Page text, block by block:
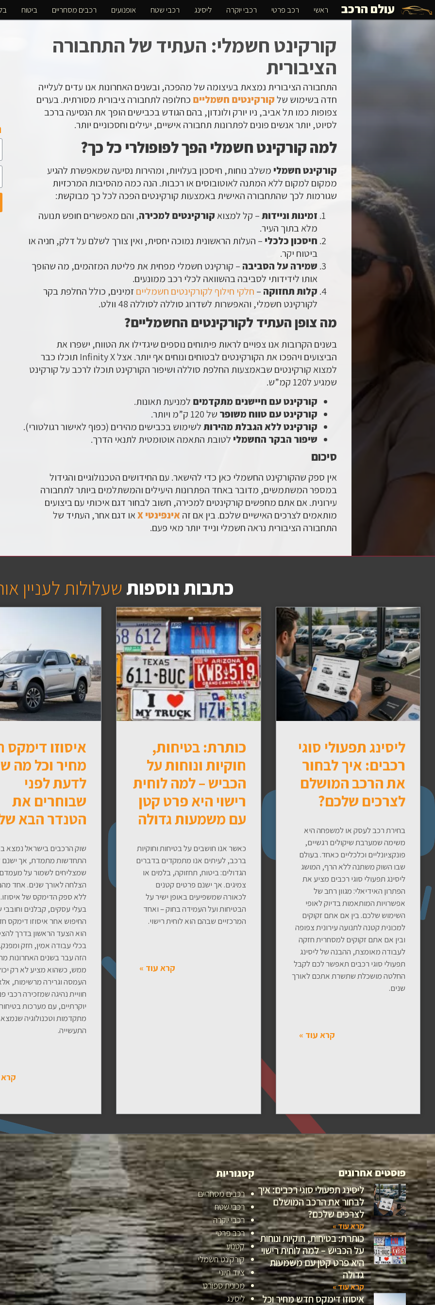
עולם הרכב ראשי רכב פרטי רכבי יוקרה ליסינג רכבי שטח אופנועים רכבים מסחריים ביטוח
קורקינט חשמלי: העתיד של התחבורה
הציבורית
התחבורה הציבורית נמצאת בעיצומה של מהפכה, ובשנים האחרונות אנו עדים לעלייה
חדה בשימוש שלקורקינטים חשמליים כחלופה לתחבורה ציבורית מסורתית. בערים
צפופות כמו תל אביב, ניו יורק ולונדון, בהם הגודש בכבישים הופך את הנסיעה ברכב
לסיוט, יותר אנשים פונים לפתרונות תחבורה אישיים, יעילים וחסכוניים יותר.
למה קורקינט חשמלי הפך לפופולרי כל כך?
קורקינט חשמלימשלב נוחות, חיסכון בעלויות, ומהירות נסיעה שמאפשרת להגיע
ממקום למקום ללא המתנה לאוטובוסים או רכבות. הנה כמה מהסיבות המרכזיות
שגורמות לכך שהתחבורה האישית באמצעות קורקינטים הפכה לכל כך מבוקשת:
זמינות וניידות– קל למצואקורקינטים למכירה, והם מאפשרים חופש תנועה
מלא בתוך העיר.
חיסכון כלכלי– העלות הראשונית נמוכה יחסית, ואין צורך לשלם על דלק, חניה או
ביטוח יקר.
שמירה על הסביבה – קורקינט חשמלי מפחית את פליטת המזהמים, מה שהופך
אותו לידידותי לסביבה בהשוואה לכלי רכב ממונעים.
קלות תחזוקה – חלקי חילוף לקורקינטים חשמליים זמינים, כולל החלפת בקר
לקורקינט חשמלי, והאפשרות לשדרוג סוללה לסוללה 48 וולט.
מה צופן העתיד לקורקינטים החשמליים?
בשנים הקרובות אנו צפויים לראות פיתוחים נוספים שיגדילו את הטווח, ישפרו את
הביצועים ויהפכו את הקורקינטים לבטוחים ונוחים אף יותר. אצל Infinity X תוכלו כבר
למצוא קורקינטים שבאמצעות החלפת סוללה ושיפור הקורקינט תוכלו לרכב על קורקינט
שמגיע ל120 קמ”ש.
קורקינט עם חיישנים מתקדמים למניעת תאונות.
קורקינט עם טווח משופר של 120 ק”מ ויותר.
קורקינט ללא הגבלת מהירותלשימוש בכבישים מהירים (כפוף לאישור רגולטורי).
שיפור הבקר החשמלילטובת התאמה אוטומטית לתנאי הדרך.
סיכום
אין ספק שהקורקינט החשמלי כאן כדי להישאר. עם החידושים הטכנולוגיים והגידול
במספר המשתמשים, מדובר באחד הפתרונות היעילים והמשתלמים ביותר לתחבורה
עירונית. אם אתם מחפשים קורקינטים למכירה, חשוב לבחור דגם איכותי עם ביצועים
מותאמים לצרכים האישיים שלכם. בין אם זהאינפינטי X
או דגם אחר, העתיד של
התחבורה הציבורית נראה חשמלי ונייד יותר מאי פעם.
כתבות נוספותשעלולות לעניין
ליסינג תפעולי סוגי
רכבים: איך לבחור
את הרכב המושלם
לצרכים שלכם?
בחירת רכב לעסק או למשפחה היא
משימה שמערבת שיקולים רגשיים,
פונקציונליים וכלכליים כאחד. בעולם
שבו השוק משתנה ללא הרף, המושג
ליסינג תפעולי סוגי רכבים מציע את
הפתרון האידיאלי: מגוון רחב של
אפשרויות המותאמות בדיוק לאופי
השימוש שלכם. בין אם אתם זקוקים
למכונית קטנה לתנועה עירונית צפופה
ובין אם אתם זקוקים למסחרית חזקה
לעבודה מאומצת, ההבנה של ליסינג
תפעולי סוגי רכבים תאפשר לכם לקבל
החלטה מושכלת שתשרת אתכם לאורך
שנים.
קרא עוד »
כותרת: בטיחות,
חוקיות ונוחות על
הכביש – למה לוחית
רישוי היא פרט קטן
עם משמעות גדולה
כאשר אנו חושבים על בטיחות וחוקיות
ברכב, לעיתים אנו מתמקדים בדברים
הגדולים: ביטוח, תחזוקה, בלמים או
צמיגים. אך ישנם פרטים קטנים
לכאורה שמשפיעים באופן ישיר על
הבטיחות ועל העמידה בחוק – ואחד
המרכזיים שבהם הוא לוחית רישוי.
קרא עוד »
איסוזו
מחיר וכל מה
לדעת לפני
שבוחרים את
הטנדר הבא
שוק הרכבים בישראל נמצא
התחדשות מתמדת, אך ישנם
שמצליחים לשמור על
הצלחה לאורך שנים. אחד
ללא ספק הדימקס של
בעלי עסקים, קבלנים
החיפוש אחר איסוזו דימקס
הוא הצעד הראשון בדרך
בכלי עבודה אמין, חזק
הזה עבר בשנים האחרונות
ממש, כשהוא מציע לא רק
העמסה וגרירה מרשימות,
חוויית נהיגה שמזכירה רכבי
יוקרתיים, עם מערכות
מתקדמות וטכנולוגיה
התעשייה.
קרא
פוסטים אחרונים
ליסינג תפעולי סוגי רכבים: איך
לבחור את הרכב המושלם
לצרכים שלכם?
קרא עוד »
כותרת: בטיחות, חוקיות ונוחות
על הכביש – למה לוחית רישוי
היא פרט קטן עם משמעות
גדולה
קרא עוד »
איסוזו דימקס חדש מחיר וכל
קטגוריות
רכבים מסחריים
רכבי שטח
רכבי יוקרה
רכב פרטי
קַטנוֹעַ
קורקינט חשמלי
ציוד חיוני
מכונית ספורט
ליסינג